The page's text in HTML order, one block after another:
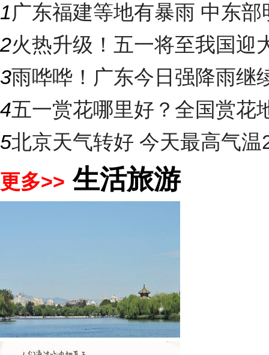
1广东福建等地有暴雨 中东部
2火热升级！五一将至我国迎
3雨哗哗！广东今日强降雨继
4五一赏花哪里好？全国赏花
5北京天气转好 今天最高气
更多>> 生活旅游